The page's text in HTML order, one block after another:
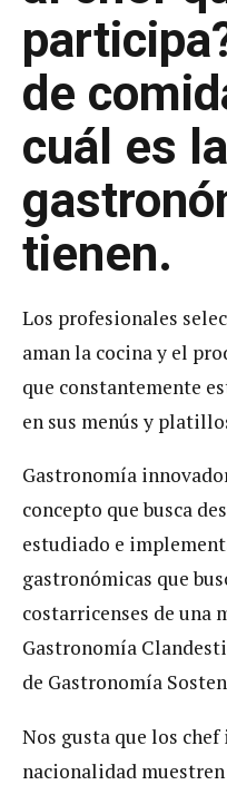
de
cuál es
tienen.
Los profesionales
aman la cocina y el
que constantemente
en sus menús y
Gastronomía
concepto que busca
estudiado e
gastronómicas que
costarricenses de una
Gastronomía
de Gastronomía
Nos gusta que los
nacionalidad